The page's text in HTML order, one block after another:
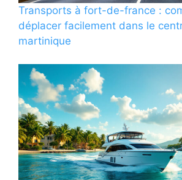
Transports à fort-de-france :
déplacer facilement dans le
martinique